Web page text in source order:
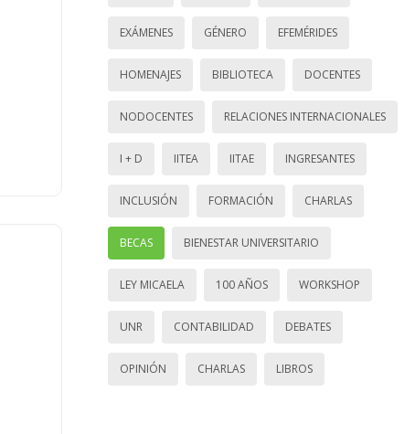
EXÁMENES GÉNERO EFEMÉRIDES
HOMENAJES BIBLIOTECA DOCENTES
NODOCENTES RELACIONES INTERNACIONALES
I + D IITEA IITAE INGRESANTES
INCLUSIÓN FORMACIÓN CHARLAS
BECAS BIENESTAR UNIVERSITARIO
LEY MICAELA 100 AÑOS WORKSHOP
UNR CONTABILIDAD DEBATES
OPINIÓN CHARLAS LIBROS